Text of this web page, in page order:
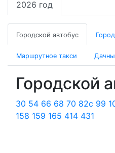
2026 год
Городской автобус
Маршрутное такси
Городской
30 54 66 68 70 82с 99
158 159 165 414 431